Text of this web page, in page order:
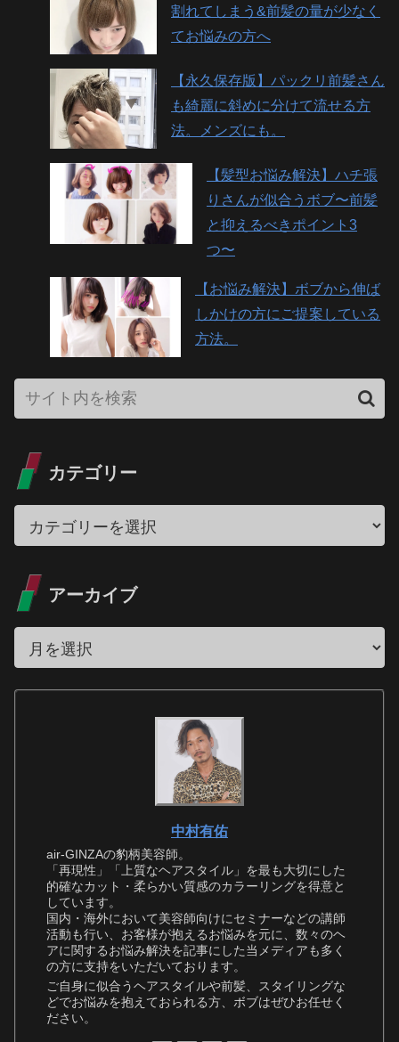
割れてしまう&前髪の量が少なく
てお悩みの方へ
【永久保存版】パックリ前髪さん
も綺麗に斜めに分けて流せる方
法。メンズにも。
【髪型お悩み解決】ハチ張
りさんが似合うボブ〜前髪
と抑えるべきポイント3
つ〜
【お悩み解決】ボブから伸ば
しかけの方にご提案している
方法。
カテゴリー
アーカイブ
中村有佑
air-GINZAの豹柄美容師。
「再現性」「上質なヘアスタイル」を最も大切にした
的確なカット・柔らかい質感のカラーリングを得意と
しています。
国内・海外において美容師向けにセミナーなどの講師
活動も行い、お客様が抱えるお悩みを元に、数々のヘ
アに関するお悩み解決を記事にした当メディアも多く
の方に支持をいただいております。
ご自身に似合うヘアスタイルや前髪、スタイリングな
どでお悩みを抱えておられる方、ボブはぜひお任せく
ださい。